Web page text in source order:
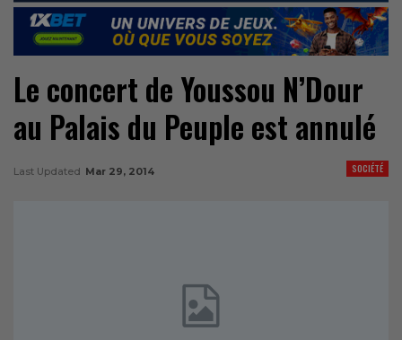
Le concert de Youssou N’Dour
au Palais du Peuple est annulé
SOCIÉTÉ
Last Updated Mar 29, 2014